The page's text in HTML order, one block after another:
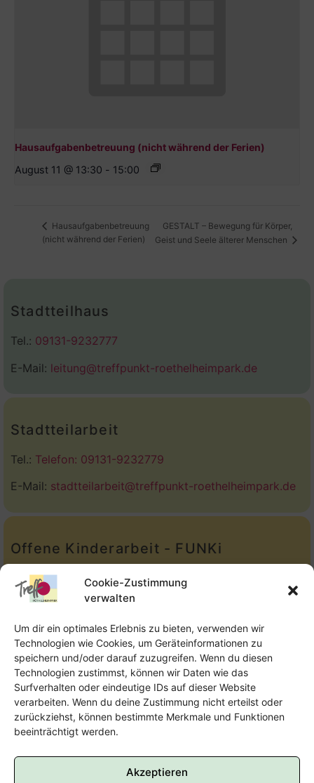
Cookie-Zustimmung
verwalten
Um dir ein optimales Erlebnis zu bieten, verwenden wir
Technologien wie Cookies, um Geräteinformationen zu
speichern und/oder darauf zuzugreifen. Wenn du diesen
Technologien zustimmst, können wir Daten wie das
Surfverhalten oder eindeutige IDs auf dieser Website
verarbeiten. Wenn du deine Zustimmung nicht erteilst oder
zurückziehst, können bestimmte Merkmale und Funktionen
beeinträchtigt werden.
Akzeptieren
Hausaufgabenbetreuung (nicht während der Ferien)
August 11 @ 13:30 - 15:00
Hausaufgabenbetreuung
(nicht während der Ferien)
GESTALT – Bewegung für Körper,
Geist und Seele älterer Menschen
Stadtteilhaus
Tel.: 09131-9232777
E-Mail: leitung@treffpunkt-roethelheimpark.de
Stadtteilarbeit
Tel.: Telefon: 09131-9232779
E-Mail: stadtteilarbeit@treffpunkt-roethelheimpark.de
Offene Kinderarbeit - FUNKi
Tel.:Telefon: 09131-610749
E-Mail:oka@treffpunkt-roethelheimpark.de
Offene Jugendarbeit - Easthouse
Tel:
09131–302259
E-Mail:oja@treffpunkt-roethelheimpark.de